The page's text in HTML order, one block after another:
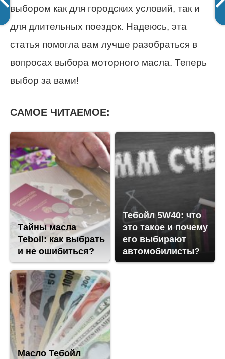
выбором как для городских условий, так и
для длительных поездок. Надеюсь, эта
статья помогла вам лучше разобраться в
вопросах выбора моторного масла. Теперь
выбор за вами!
САМОЕ ЧИТАЕМОЕ:
Тайны масла
Teboil: как выбрать
и не ошибиться?
Тебойл 5W40: что
это такое и почему
его выбирают
автомобилисты?
Масло Тебойл